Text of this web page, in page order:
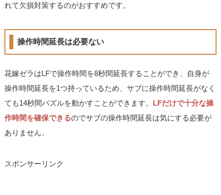
れて欠損対策するのがおすすめです。
操作時間延長は必要ない
花嫁ゼラはLFで操作時間を8秒間延長することができ、自身が
操作時間延長を1つ持っているため、サブに操作時間延長がなく
ても14秒間パズルを動かすことができます。 LFだけで十分な操
作時間を確保できるのでサブの操作時間延長は気にする必要が
ありません。
スポンサーリンク